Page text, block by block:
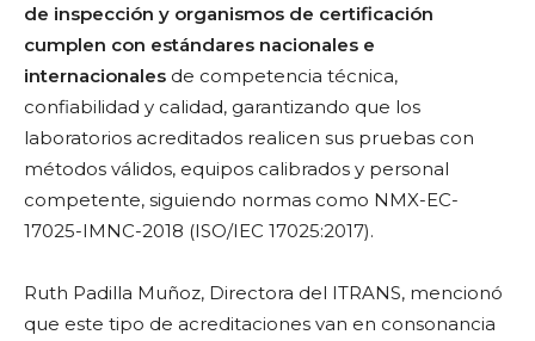
de inspección y organismos de certificación
cumplen con estándares nacionales e
internacionales de competencia técnica,
confiabilidad y calidad, garantizando que los
laboratorios acreditados realicen sus pruebas con
métodos válidos, equipos calibrados y personal
competente, siguiendo normas como NMX-EC-
17025-IMNC-2018 (ISO/IEC 17025:2017).
Ruth Padilla Muñoz, Directora del ITRANS, mencionó
que este tipo de acreditaciones van en consonancia